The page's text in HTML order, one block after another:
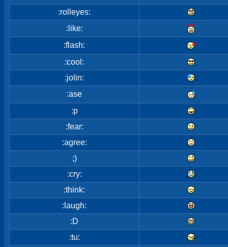
:rolleyes:
:like:
:flash:
:cool:
:jolin:
:ase
:p
:fear:
:agree:
;)
:cry:
:think:
:laugh:
:D
:tu: